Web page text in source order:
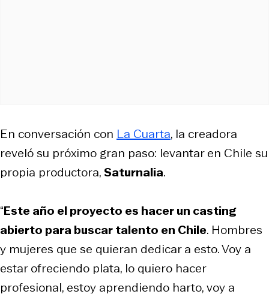
En conversación con La Cuarta, la creadora
reveló su próximo gran paso: levantar en Chile su
propia productora,Saturnalia.
“Este año el proyecto es hacer un casting
abierto para buscar talento en Chile. Hombres
y mujeres que se quieran dedicar a esto. Voy a
estar ofreciendo plata, lo quiero hacer
profesional, estoy aprendiendo harto, voy a